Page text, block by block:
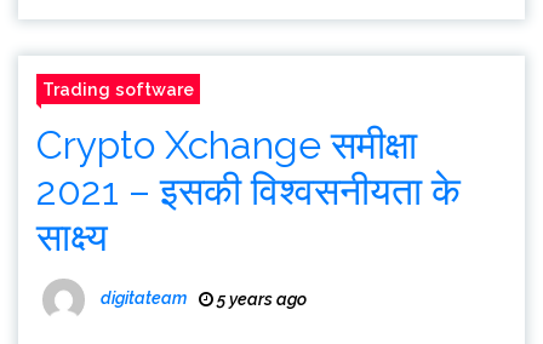
Trading software
Crypto Xchange समीक्षा
2021 – इसकी विश्वसनीयता के
साक्ष्य
digitateam 5 years ago